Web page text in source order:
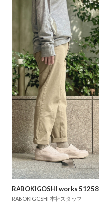
RABOKIGOSHI works 51258
RABOKIGOSHI 本社スタッフ